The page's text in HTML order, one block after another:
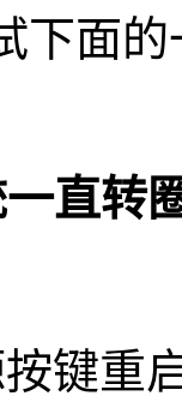
下面
直转
键重